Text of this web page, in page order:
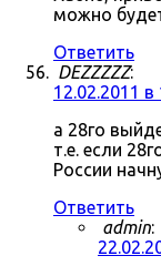
можно
Ответить
DEZZZZZ:
12.02.2011 в
а 28го
т.е. если
России
Ответить
admin: